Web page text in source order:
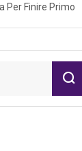
Per Finire Primo